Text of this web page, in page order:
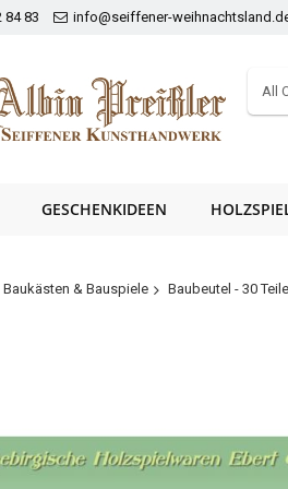
84 83 info@seiffener-
All
GESCHENKIDEEN
Baukästen & Bauspiele Baubeutel - 30 Teile